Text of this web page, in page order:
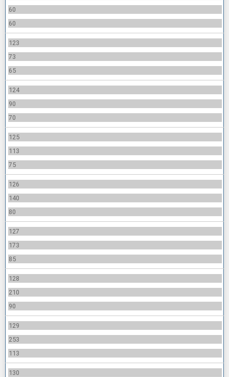
60
60
123
73
65
124
90
70
125
113
75
126
140
80
127
173
85
128
210
90
129
253
113
130